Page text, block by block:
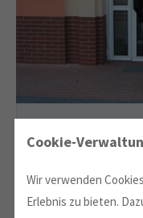
Cookie-
Wir verwenden
Erlebnis zu bieten.